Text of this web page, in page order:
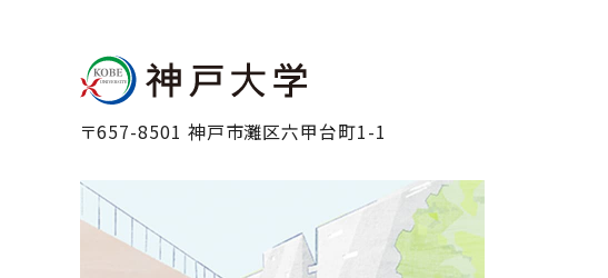
〒657-8501 神戸市灘区六甲台町1-1